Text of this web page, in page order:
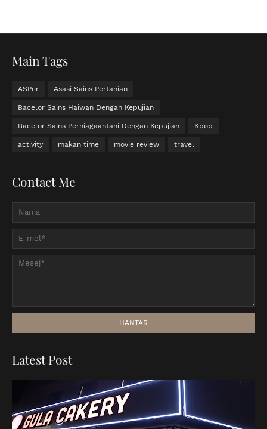
Main Tags
ASPer Asasi Sains Pertanian
Bacelor Sains Haiwan Dengan Kepujian
Bacelor Sains Perniagaantani Dengan Kepujian Kpop
activity makan time movie review travel
Contact Me
Latest Post